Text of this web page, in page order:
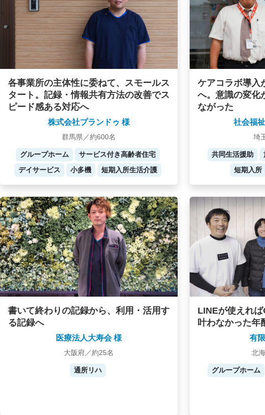
各事業所の主体性に委ねて、スモールス
タート。記録・情報共有方法の改善でス
ピード感ある対応へ
株式会社プランドゥ 様
群馬県／約600名
グループホーム
サービス付き高齢者住宅
デイサービス
小多機 短期入所生活介護
ケアコラボ導入
へ。意識の変化
ながった
社会福
埼
共同生活援助
短期入所
書いて終わりの記録から、利用・活用す
る記録へ
医療法人大寿会 様
大阪府／約25名
通所リハ
LINEが使えれ
叶わなかった年
有
北
グループホーム